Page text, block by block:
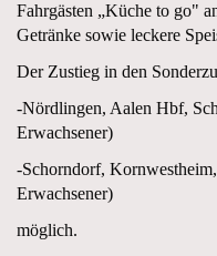
Fahrgästen „Küche to go"
Getränke sowie leckere
Der Zustieg in den
-Nördlingen, Aalen Hbf,
Erwachsener)
-Schorndorf,
Erwachsener)
möglich.